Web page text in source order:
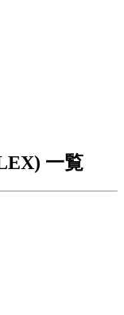
一覧